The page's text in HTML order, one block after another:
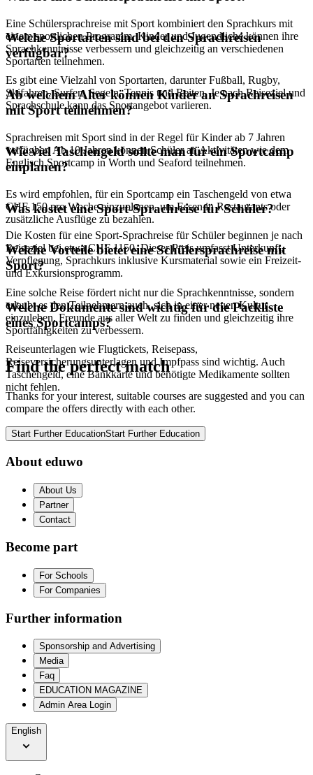
Eine Schülersprachreise mit Sport kombiniert den Sprachkurs mit
einem sportlichen Programm. Kinder und Jugendliche können ihre
Sprachkenntnisse verbessern und gleichzeitig an verschiedenen
Sportarten teilnehmen.
Welche Sportarten sind bei den Sprachreisen
verfügbar?
Es gibt eine Vielzahl von Sportarten, darunter Fußball, Rugby,
Skifahren, Surfen, Segeln, Tennis und Reiten. Je nach Reiseziel und
Sprachschule kann das Sportangebot variieren.
Ab welchem Alter können Kinder an Sprachreisen
mit Sport teilnehmen?
Sprachreisen mit Sport sind in der Regel für Kinder ab 7 Jahren
verfügbar. Ab 10 Jahren können Schüler an Aktivitäten wie dem
Englisch Sportcamp in Worth und Seaford teilnehmen.
Wie viel Taschengeld sollte man für ein Sportcamp
einplanen?
Es wird empfohlen, für ein Sportcamp ein Taschengeld von etwa
CHF 150 pro Woche einzuplanen, um Essen in Restaurants oder
zusätzliche Ausflüge zu bezahlen.
Was kostet eine Sport-Sprachreise für Schüler?
Die Kosten für eine Sport-Sprachreise für Schüler beginnen je nach
Reiseziel bei etwa CHF 1150. Dieser Preis umfasst Unterkunft,
Verpflegung, Sprachkurs inklusive Kursmaterial sowie ein Freizeit-
und Exkursionsprogramm.
Welche Vorteile bietet eine Schülersprachreise mit
Sport?
Eine solche Reise fördert nicht nur die Sprachkenntnisse, sondern
erlaubt es den Teilnehmern auch, sich in einer neuen Kultur
einzuleben, Freunde aus aller Welt zu finden und gleichzeitig ihre
Sportfähigkeiten zu verbessern.
Welche Dokumente sind wichtig für die Packliste
eines Sportcamps?
Reiseunterlagen wie Flugtickets, Reisepass,
Reiseversicherungsunterlagen und Impfpass sind wichtig. Auch
Taschengeld, eine Bankkarte und benötigte Medikamente sollten
nicht fehlen.
Find the perfect match
Thanks for your interest, suitable courses are suggested and you can
compare the offers directly with each other.
Start Further EducationStart Further Education
About eduwo
About Us
Partner
Contact
Become part
For Schools
For Companies
Further information
Sponsorship and Advertising
Media
Faq
EDUCATION MAGAZINE
Admin Area Login
English